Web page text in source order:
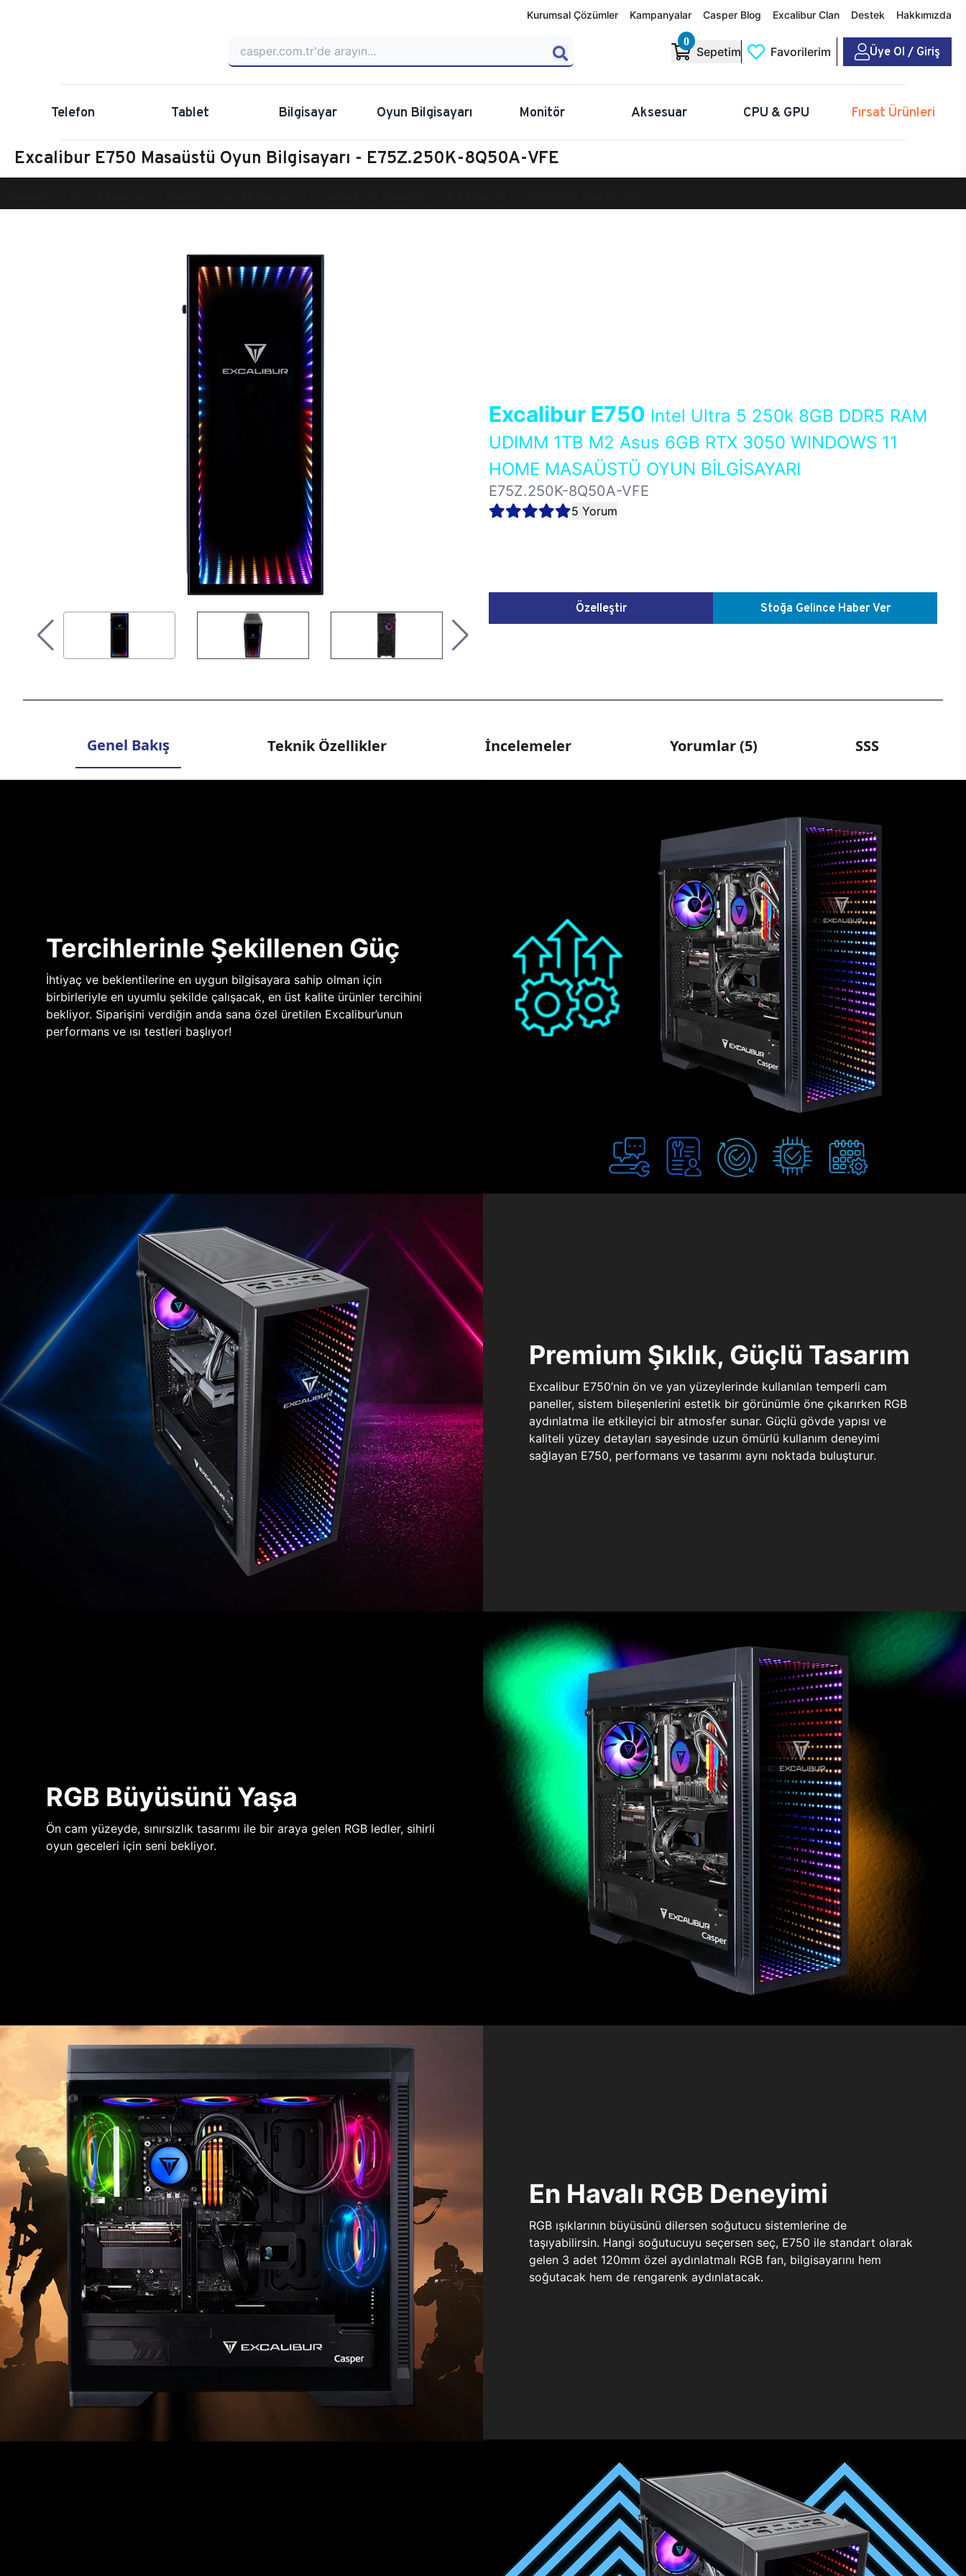
Kurumsal Çözümler Kampanyalar Casper Blog Excalibur Clan Destek Hakkımızda
0
Sepetim Favorilerim Üye Ol / Giriş
Telefon Tablet Bilgisayar Oyun Bilgisayarı Monitör Aksesuar CPU & GPU Fırsat Ürünleri
Excalibur E750 Masaüstü Oyun Bilgisayarı - E75Z.250K-8Q50A-VFE
Excalibur E750 Intel Ultra 5 250k 8GB DDR5 RAM
UDIMM 1TB M2 Asus 6GB RTX 3050 WINDOWS 11
HOME MASAÜSTÜ OYUN BİLGİSAYARI
E75Z.250K-8Q50A-VFE
5 Yorum
Özelleştir Stoğa Gelince Haber Ver
Genel Bakış Teknik Özellikler İncelemeler Yorumlar (5) SSS
Tercihlerinle Şekillenen Güç
İhtiyaç ve beklentilerine en uygun bilgisayara sahip olman için
birbirleriyle en uyumlu şekilde çalışacak, en üst kalite ürünler tercihini
bekliyor. Siparişini verdiğin anda sana özel üretilen Excalibur’unun
performans ve ısı testleri başlıyor!
Premium Şıklık, Güçlü Tasarım
Excalibur E750’nin ön ve yan yüzeylerinde kullanılan temperli cam
paneller, sistem bileşenlerini estetik bir görünümle öne çıkarırken RGB
aydınlatma ile etkileyici bir atmosfer sunar. Güçlü gövde yapısı ve
kaliteli yüzey detayları sayesinde uzun ömürlü kullanım deneyimi
sağlayan E750, performans ve tasarımı aynı noktada buluşturur.
RGB Büyüsünü Yaşa
Ön cam yüzeyde, sınırsızlık tasarımı ile bir araya gelen RGB ledler, sihirli
oyun geceleri için seni bekliyor.
En Havalı RGB Deneyimi
RGB ışıklarının büyüsünü dilersen soğutucu sistemlerine de
taşıyabilirsin. Hangi soğutucuyu seçersen seç, E750 ile standart olarak
gelen 3 adet 120mm özel aydınlatmalı RGB fan, bilgisayarını hem
soğutacak hem de rengarenk aydınlatacak.